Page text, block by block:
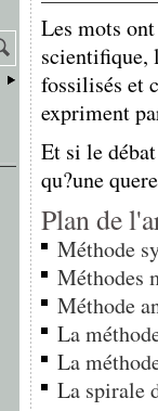
Les mots
scientifique,
fossilisés et
expriment
Et si le
qu?une
Plan de
Méthode
Méthodes
Méthode
La
La
La spirale